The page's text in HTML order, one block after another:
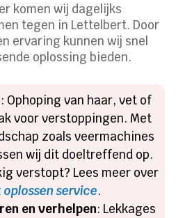
komen wij dagelijks
tegen in Lettelbert. Door
ervaring kunnen wij snel
oplossing bieden.
: Ophoping van haar, vet of
voor verstoppingen. Met
zoals veermachines
wij dit doeltreffend op.
verstopt? Lees meer over
service.
en verhelpen: Lekkages